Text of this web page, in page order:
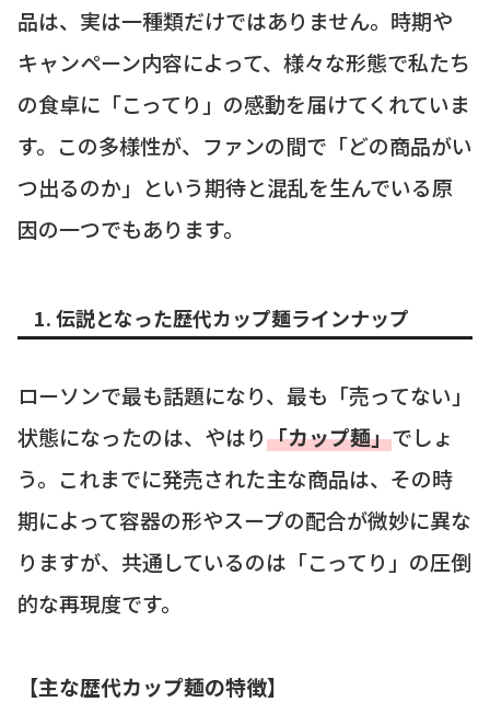
品は、実は一種類だけではありません。時期や
キャンペーン内容によって、様々な形態で私たち
の食卓に「こってり」の感動を届けてくれていま
す。この多様性が、ファンの間で「どの商品がい
つ出るのか」という期待と混乱を生んでいる原
因の一つでもあります。
1. 伝説となった歴代カップ麺ラインナップ
ローソンで最も話題になり、最も「売ってない」
状態になったのは、やはり「カップ麺」でしょ
う。これまでに発売された主な商品は、その時
期によって容器の形やスープの配合が微妙に異な
りますが、共通しているのは「こってり」の圧倒
的な再現度です。
【主な歴代カップ麺の特徴】